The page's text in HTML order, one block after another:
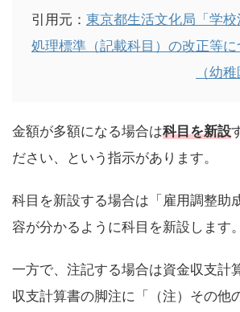
引用元： 東京都生活文化局「学
処理標準（記載科目）の改正等に
（幼
金額が多額になる場合は科目を新設
ださい、という指示があります。
科目を新設する場合は「雇用調整助
容が分かるように科目を新設します。
一方で、注記する場合は資金収支計
収支計算書の脚注に「（注）その他